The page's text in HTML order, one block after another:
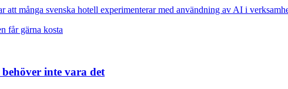
många svenska hotell experimenterar med användning av AI i
inte vara det